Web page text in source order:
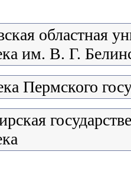
областная
им. В. Г.
Пермского